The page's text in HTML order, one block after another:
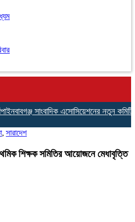
সাংবাদিক এসোসিয়েশনের নতুন কমিটির
, সারাদেশ
শিক্ষক সমিতির আয়োজনে মেধাবৃত্তি